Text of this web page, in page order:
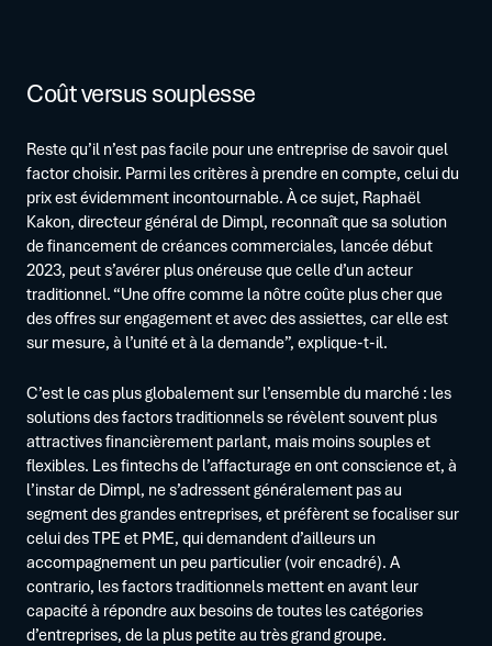
Coût versus souplesse
Reste qu’il n’est pas facile pour une entreprise de savoir quel
factor choisir. Parmi les critères à prendre en compte, celui du
prix est évidemment incontournable. À ce sujet, Raphaël
Kakon, directeur général de Dimpl, reconnaît que sa solution
de financement de créances commerciales, lancée début
2023, peut s’avérer plus onéreuse que celle d’un acteur
traditionnel. “Une offre comme la nôtre coûte plus cher que
des offres sur engagement et avec des assiettes, car elle est
sur mesure, à l’unité et à la demande”, explique-t-il.
C’est le cas plus globalement sur l’ensemble du marché : les
solutions des factors traditionnels se révèlent souvent plus
attractives financièrement parlant, mais moins souples et
flexibles. Les fintechs de l’affacturage en ont conscience et, à
l’instar de Dimpl, ne s’adressent généralement pas au
segment des grandes entreprises, et préfèrent se focaliser sur
celui des TPE et PME, qui demandent d’ailleurs un
accompagnement un peu particulier (voir encadré). A
contrario, les factors traditionnels mettent en avant leur
capacité à répondre aux besoins de toutes les catégories
d’entreprises, de la plus petite au très grand groupe.